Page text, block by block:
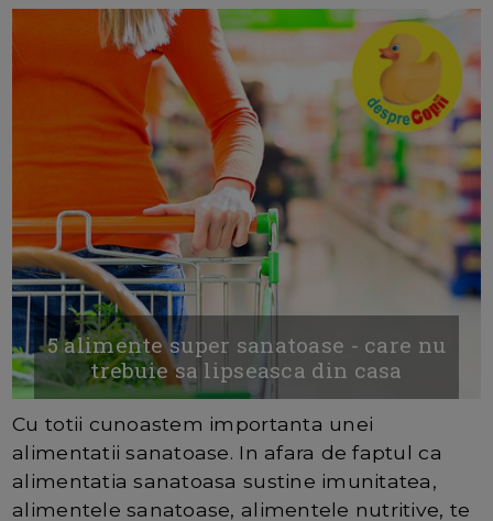
5 alimente super sanatoase - care nu
trebuie sa lipseasca din casa
Cu totii cunoastem importanta unei
alimentatii sanatoase. In afara de faptul ca
alimentatia sanatoasa sustine imunitatea,
alimentele sanatoase, alimentele nutritive, te